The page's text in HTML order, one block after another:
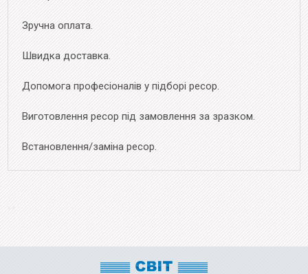
Зручна оплата.
Швидка доставка.
Допомога професіоналів у підборі ресор.
Виготовлення ресор під замовлення за зразком.
Встановлення/заміна ресор.